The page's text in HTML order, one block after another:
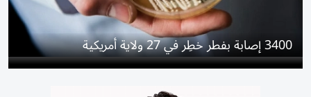
3400 إصابة بفطر خطِر في 27 ولاية أمريكية